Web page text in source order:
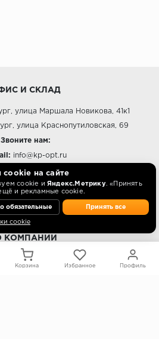
И СКЛАД
улица Маршала Новикова, 41к1
улица Краснопутиловская, 69
Звоните нам:
info@kp-opt.ru
Режим работы
- 18:00 пн-пт.
КОМПАНИИ
Контакты
на сайте
cookie и Яндекс.Метрику. «Принять
и рекламные cookie.
обязательные Принять все
cookie
Корзина Избранное Профиль